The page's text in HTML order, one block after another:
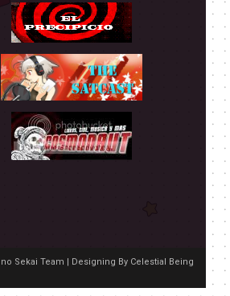
Sekai Team | Designing By Celestial Being